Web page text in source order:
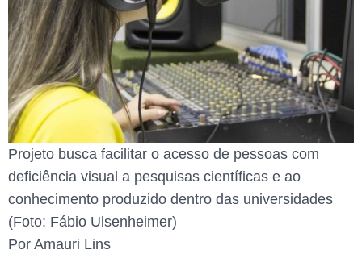
Projeto busca facilitar o acesso de pessoas com
deficiência visual a pesquisas científicas e ao
conhecimento produzido dentro das universidades
(Foto: Fábio Ulsenheimer)
Por Amauri Lins